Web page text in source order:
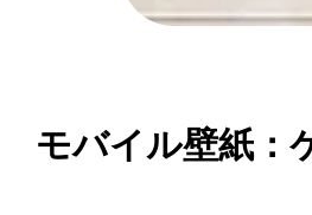
モバイル壁紙：